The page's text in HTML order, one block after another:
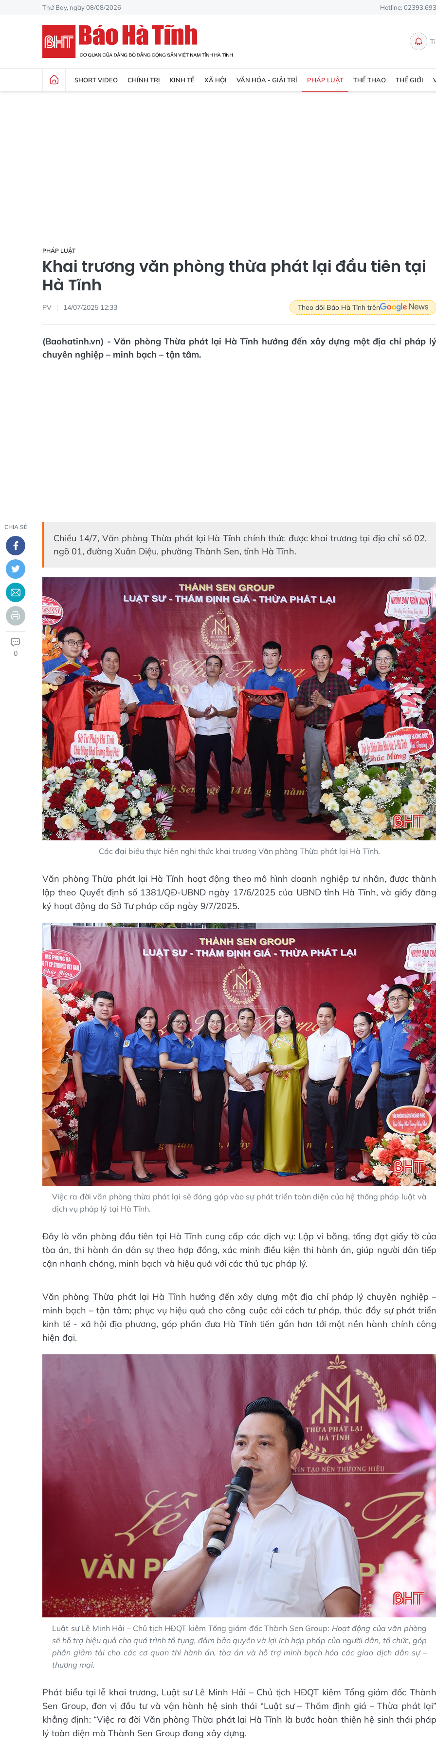
Thứ Bảy, ngày 08/08/2026 Hotline:
SHORT VIDEO CHÍNH TRỊ KINH TẾ XÃ HỘI VĂN HÓA - GIẢI TRÍ PHÁP LUẬT THỂ THAO THẾ GIỚI
PHÁP LUẬT
Khai trương văn phòng thừa phát lại đầu tiên tại
Hà Tĩnh
PV 14/07/2025 12:33 Theo dõi Báo Hà Tĩnh trên
(Baohatinh.vn) - Văn phòng Thừa phát lại Hà Tĩnh hướng đến xây dựng một địa chỉ pháp lý
chuyên nghiệp – minh bạch – tận tâm.
CHIA SẺ
0
Chiều 14/7, Văn phòng Thừa phát lại Hà Tĩnh chính thức được khai trương tại địa chỉ số 02,
ngõ 01, đường Xuân Diệu, phường Thành Sen, tỉnh Hà Tĩnh.
Các đại biểu thực hiện nghi thức khai trương Văn phòng Thừa phát lại Hà Tĩnh.
Văn phòng Thừa phát lại Hà Tĩnh hoạt động theo mô hình doanh nghiệp tư nhân, được thành
lập theo Quyết định số 1381/QĐ-UBND ngày 17/6/2025 của UBND tỉnh Hà Tĩnh, và giấy đăng
ký hoạt động do Sở Tư pháp cấp ngày 9/7/2025.
Việc ra đời văn phòng thừa phát lại sẽ đóng góp vào sự phát triển toàn diện của hệ thống pháp luật và
dịch vụ pháp lý tại Hà Tĩnh.
Đây là văn phòng đầu tiên tại Hà Tĩnh cung cấp các dịch vụ: Lập vi bằng, tống đạt giấy tờ của
tòa án, thi hành án dân sự theo hợp đồng, xác minh điều kiện thi hành án, giúp người dân tiếp
cận nhanh chóng, minh bạch và hiệu quả với các thủ tục pháp lý.
Văn phòng Thừa phát lại Hà Tĩnh hướng đến xây dựng một địa chỉ pháp lý chuyên nghiệp –
minh bạch – tận tâm; phục vụ hiệu quả cho công cuộc cải cách tư pháp, thúc đẩy sự phát triển
kinh tế - xã hội địa phương, góp phần đưa Hà Tĩnh tiến gần hơn tới một nền hành chính công
hiện đại.
Luật sư Lê Minh Hải – Chủ tịch HĐQT kiêm Tổng giám đốc Thành Sen Group: Hoạt động của văn phòng
sẽ hỗ trợ hiệu quả cho quá trình tố tụng, đảm bảo quyền và lợi ích hợp pháp của người dân, tổ chức, góp
phần giảm tải cho các cơ quan thi hành án, tòa án và hỗ trợ minh bạch hóa các giao dịch dân sự –
thương mại.
Phát biểu tại lễ khai trương, Luật sư Lê Minh Hải – Chủ tịch HĐQT kiêm Tổng giám đốc Thành
Sen Group, đơn vị đầu tư và vận hành hệ sinh thái “Luật sư – Thẩm định giá – Thừa phát lại”
khẳng định: “Việc ra đời Văn phòng Thừa phát lại Hà Tĩnh là bước hoàn thiện hệ sinh thái pháp
lý toàn diện mà Thành Sen Group đang xây dựng.